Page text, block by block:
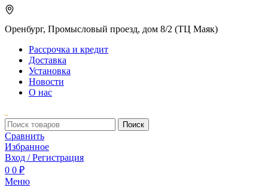
Оренбург, Промысловый проезд, дом 8/2 (ТЦ Маяк)
Рассрочка и кредит
Доставка
Установка
Новости
О нас
Поиск
Сравнить
Избранное
Вход / Регистрация
0 0 ₽
Меню